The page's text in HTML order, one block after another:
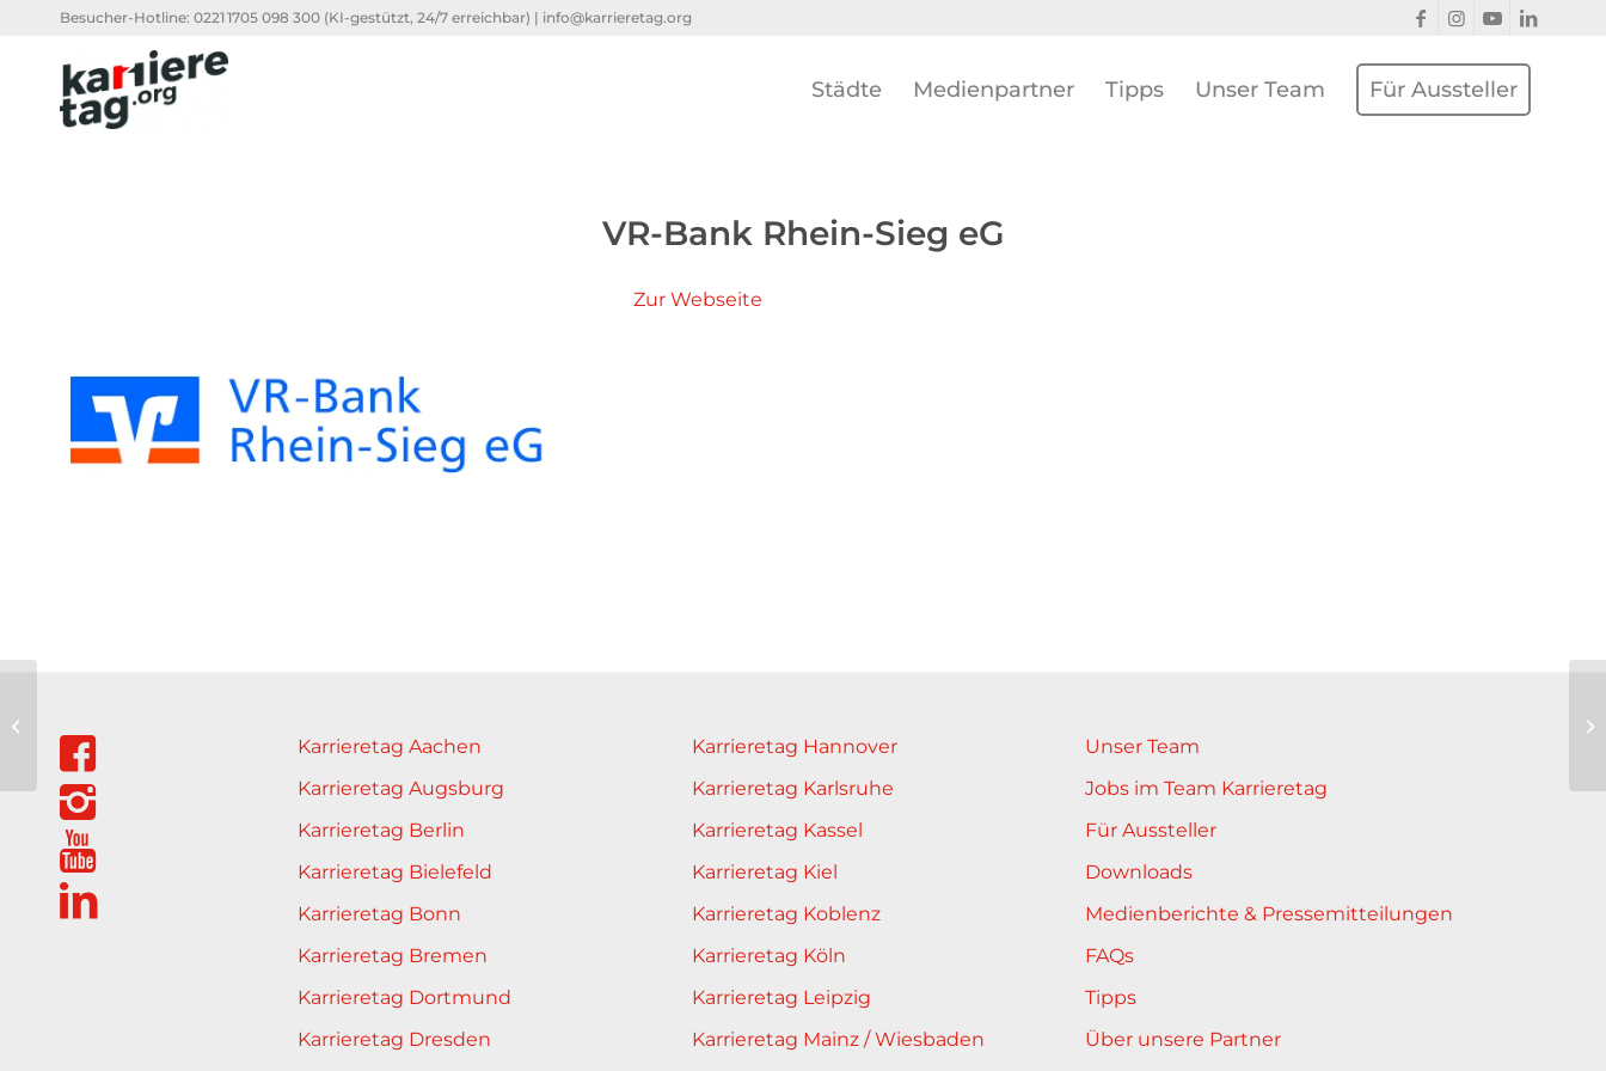
Besucher-Hotline: 0221 1705 098 300 (KI-gestützt, 24/7 erreichbar) | info@karrieretag.org
Städte Medienpartner Tipps Unser Team Für Aussteller
VR-Bank Rhein-Sieg eG
Zur Webseite
Karrieretag Aachen
Karrieretag Augsburg
Karrieretag Berlin
Karrieretag Bielefeld
Karrieretag Bonn
Karrieretag Bremen
Karrieretag Dortmund
Karrieretag Dresden
Karrieretag Hannover
Karrieretag Karlsruhe
Karrieretag Kassel
Karrieretag Kiel
Karrieretag Koblenz
Karrieretag Köln
Karrieretag Leipzig
Karrieretag Mainz / Wiesbaden
Unser Team
Jobs im Team Karrieretag
Für Aussteller
Downloads
Medienberichte & Pressemitteilungen
FAQs
Tipps
Über unsere Partner